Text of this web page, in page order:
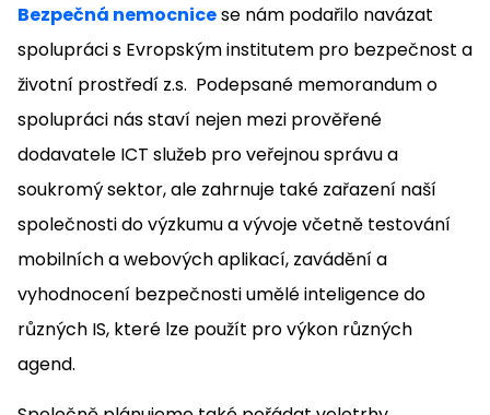
Bezpečná nemocnicese nám podařilo navázat
spolupráci s Evropským institutem pro bezpečnost a
životní prostředí z.s. Podepsané memorandum o
spolupráci nás staví nejen mezi prověřené
dodavatele ICT služeb pro veřejnou správu a
soukromý sektor, ale zahrnuje také zařazení naší
společnosti do výzkumu a vývoje včetně testování
mobilních a webových aplikací, zavádění a
vyhodnocení bezpečnosti umělé inteligence do
různých IS, které lze použít pro výkon různých
agend.